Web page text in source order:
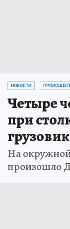
НОВОСТИ
Четыре
при
На
произошло